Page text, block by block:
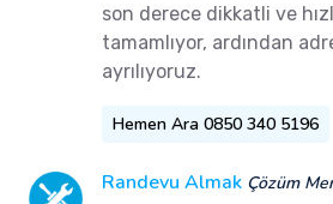
son derece dikkatli ve
tamamlıyor, ardından
ayrılıyoruz.
Hemen Ara 0850 340 5196
Randevu Almak Çözüm